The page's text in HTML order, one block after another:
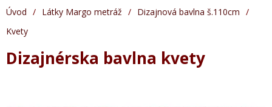
Úvod / Látky Margo metráž / Dizajnová bavlna š.110cm /
Kvety
Dizajnérska bavlna kvety